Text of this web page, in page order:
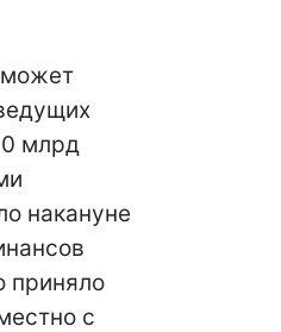
может
млрд
накануне
приняло
с